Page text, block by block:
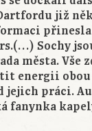
již
Sochy
města. Vše
energii
jejich práci.
fanynka